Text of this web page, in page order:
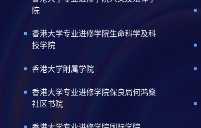
院
香港大学专业进修学院生命科学及科
技学院
香港大学附属学院
香港大学专业进修学院保良局何鸿燊
社区书院